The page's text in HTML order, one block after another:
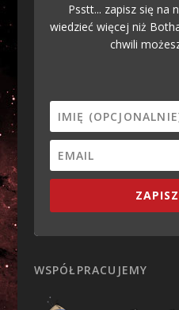
Psstt... zapisz się na
wiedzieć więcej niż
chwili
WSPÓŁPRACUJEMY